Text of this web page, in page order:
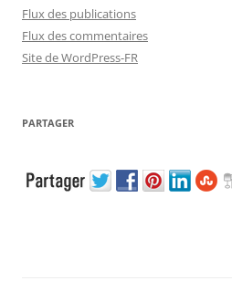
Flux des publications
Flux des commentaires
Site de WordPress-FR
PARTAGER